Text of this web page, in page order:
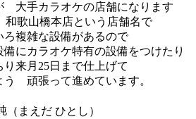
大手カラオケの店舗になります
歌山橋本店という店舗名で
複雑な設備があるので
にカラオケ特有の設備をつけたり
来月25日まで仕上げて
う 頑張って進めています。
（まえだ ひとし）